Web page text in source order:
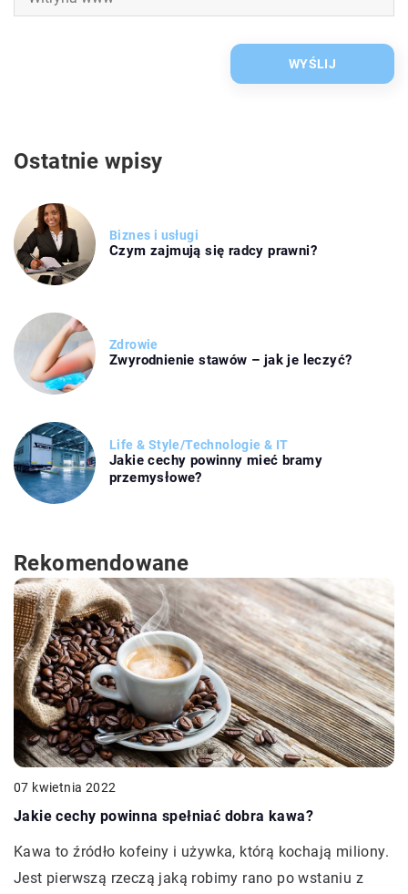
Ostatnie wpisy
Biznes i usługi
Czym zajmują się radcy prawni?
Zdrowie
Zwyrodnienie stawów – jak je leczyć?
Life & Style/Technologie & IT
Jakie cechy powinny mieć bramy
przemysłowe?
Rekomendowane
07 kwietnia 2022
Jakie cechy powinna spełniać dobra kawa?
Kawa to źródło kofeiny i używka, którą kochają miliony.
Jest pierwszą rzeczą jaką robimy rano po wstaniu z